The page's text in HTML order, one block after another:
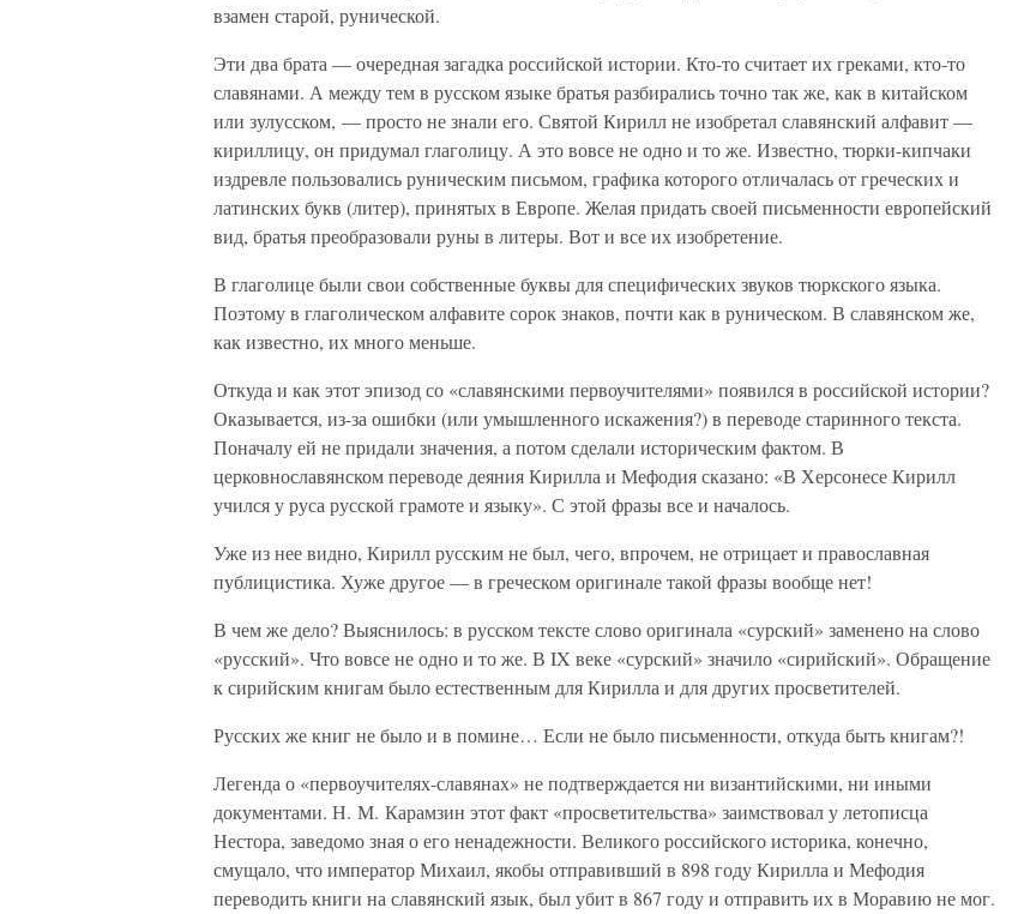
взамен старой, рунической.
Эти два брата — очередная загадка российской истории. Кто-то считает их греками, кто-то
славянами. А между тем в русском языке братья разбирались точно так же, как в китайском
или зулусском, — просто не знали его. Святой Кирилл не изобретал славянский алфавит —
кириллицу, он придумал глаголицу. А это вовсе не одно и то же. Известно, тюрки-кипчаки
издревле пользовались руническим письмом, графика которого отличалась от греческих и
латинских букв (литер), принятых в Европе. Желая придать своей письменности европейский
вид, братья преобразовали руны в литеры. Вот и все их изобретение.
В глаголице были свои собственные буквы для специфических звуков тюркского языка.
Поэтому в глаголическом алфавите сорок знаков, почти как в руническом. В славянском же,
как известно, их много меньше.
Откуда и как этот эпизод со «славянскими первоучителями» появился в российской истории?
Оказывается, из-за ошибки (или умышленного искажения?) в переводе старинного текста.
Поначалу ей не придали значения, а потом сделали историческим фактом. В
церковнославянском переводе деяния Кирилла и Мефодия сказано: «В Херсонесе Кирилл
учился у руса русской грамоте и языку». С этой фразы все и началось.
Уже из нее видно, Кирилл русским не был, чего, впрочем, не отрицает и православная
публицистика. Хуже другое — в греческом оригинале такой фразы вообще нет!
В чем же дело? Выяснилось: в русском тексте слово оригинала «сурский» заменено на слово
«русский». Что вовсе не одно и то же. В IX веке «сурский» значило «сирийский». Обращение
к сирийским книгам было естественным для Кирилла и для других просветителей.
Русских же книг не было и в помине… Если не было письменности, откуда быть книгам?!
Легенда о «первоучителях-славянах» не подтверждается ни византийскими, ни иными
документами. Н. М. Карамзин этот факт «просветительства» заимствовал у летописца
Нестора, заведомо зная о его ненадежности. Великого российского историка, конечно,
смущало, что император Михаил, якобы отправивший в 898 году Кирилла и Мефодия
переводить книги на славянский язык, был убит в 867 году и отправить их в Моравию не мог.